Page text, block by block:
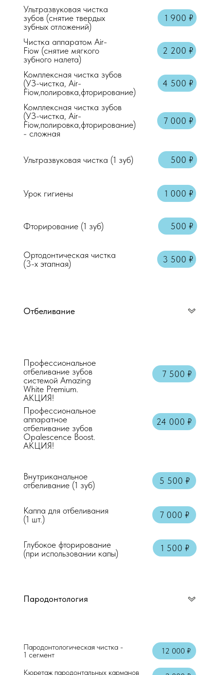
Осмотр + справка
Аппликационная анестезия
Местная анестезия "Артикаин"
Осмотр + справка
Аппликационная анестезия
500 ₽
Ультразвуковая чистка (1 зуб)
7 000 ₽
Комплексная чистка зубов
(УЗ-чистка, Air-
Fiow,полировка,фторирование)
- сложная
500 ₽
Фторирование (1 зуб)
3 500 ₽
Ортодонтическая чистка
(3-х этапная)
1 900 ₽
Ультразвуковая чистка
зубов (снятие твердых
зубных отложений)
1 000 ₽
Урок гигиены
2 200 ₽
Чистка аппаратом Air-
Fiow (снятие мягкого
зубного налета)
4 500 ₽
Комплексная чистка зубов
(УЗ-чистка, Air-
Fiow,полировка,фторирование)
Отбеливание
Консультация врача стоматолога-
Осмотр + справка
Местная анестезия "Артикаин"
1 500 ₽
Глубокое фторирование
(при использовании капы)
7 000 ₽
Каппа для отбеливания
(1 шт.)
5 500 ₽
Внутриканальное
отбеливание (1 зуб)
24 000 ₽
Профессиональное
аппаратное
отбеливание зубов
Opalescence Boost.
АКЦИЯ!
7 500 ₽
Профессиональное
отбеливание зубов
системой Amazing
White Premium.
АКЦИЯ!
Пародонтология
Кюретаж пародонтальных карманов
12 000 ₽
Пародонтологическая чистка -
1 сегмент